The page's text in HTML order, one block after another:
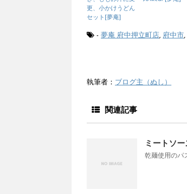
更、小かけうどん
セット[夢庵]
- 夢庵 府中押立町店, 府中市,
執筆者： ブログ主（ぬし）
関連記事
ミートソ
乾麺使用のパ